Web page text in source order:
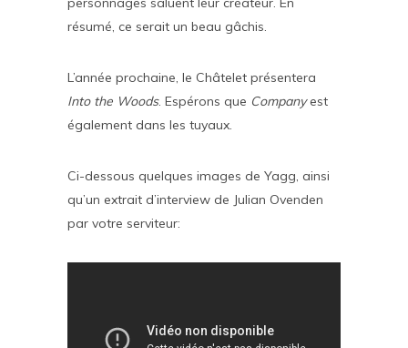
résumé, ce serait un beau gâchis.
L’année prochaine, le Châtelet présentera
Into the Woods. Espérons que Companyest
également dans les tuyaux.
Ci-dessous quelques images de Yagg, ainsi
qu’un extrait d’interview de Julian Ovenden
par votre serviteur: